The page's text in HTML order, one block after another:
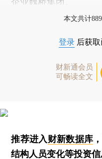
本文共计
登录 后获
财新通会员
可畅读全文
推荐进入财新数据库
结构人员变化等投资信